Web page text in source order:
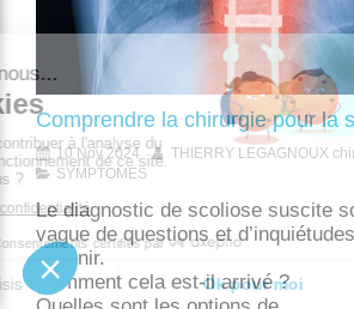
Comprendre la chirurgie pour la
10 Nov 2024
THIERRY LEGAGNOUX
SYMPTOMES
Le diagnostic de scoliose suscite
vague de questions et
l’avenir.
Comment cela est-il arrivé ?